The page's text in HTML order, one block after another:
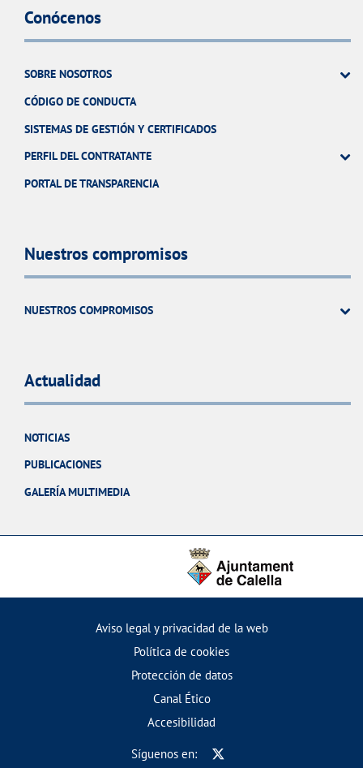
Conócenos
SOBRE NOSOTROS
CÓDIGO DE CONDUCTA
SISTEMAS DE GESTIÓN Y CERTIFICADOS
PERFIL DEL CONTRATANTE
PORTAL DE TRANSPARENCIA
Nuestros compromisos
NUESTROS COMPROMISOS
Actualidad
NOTICIAS
PUBLICACIONES
GALERÍA MULTIMEDIA
Aviso legal y privacidad de la web
Política de cookies
Protección de datos
Canal Ético
Accesibilidad
Síguenos en: